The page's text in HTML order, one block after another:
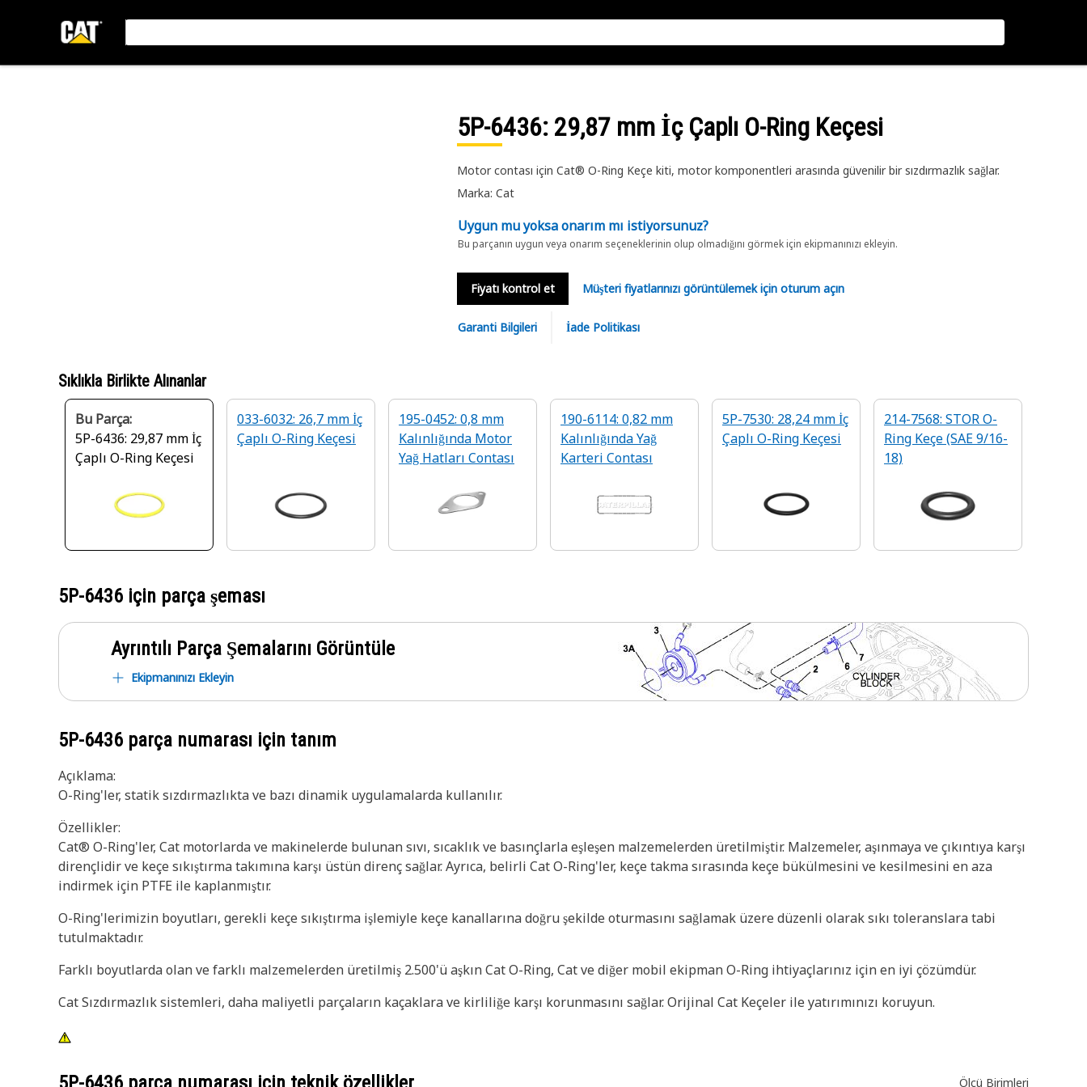
5P-6436: 29,87 mm İç Çaplı O-Ring Keçesi
Motor contası için Cat® O-Ring Keçe kiti, motor komponentleri arasında güvenilir bir sızdırmazlık sağlar.
Marka: Cat
Uygun mu yoksa onarım mı istiyorsunuz?
Bu parçanın uygun veya onarım seçeneklerinin olup olmadığını görmek için ekipmanınızı ekleyin.
Fiyatı kontrol et Müşteri fiyatlarınızı görüntülemek için oturum açın
Garanti Bilgileri İade Politikası
Sıklıkla Birlikte Alınanlar
Bu Parça:
5P-6436: 29,87 mm İç
Çaplı O-Ring Keçesi
033-6032: 26,7 mm İç
Çaplı O-Ring Keçesi
195-0452: 0,8 mm
Kalınlığında Motor
Yağ Hatları Contası
190-6114: 0,82 mm
Kalınlığında Yağ
Karteri Contası
5P-7530: 28,24 mm İç
Çaplı O-Ring Keçesi
214-7568: STOR O-
Ring Keçe (SAE 9/16-
18)
5P-6436 için parça şeması
Ayrıntılı Parça Şemalarını Görüntüle
Ekipmanınızı Ekleyin
5P-6436 parça numarası için tanım
Açıklama:
O-Ring'ler, statik sızdırmazlıkta ve bazı dinamik uygulamalarda kullanılır.
Özellikler:
Cat® O-Ring'ler, Cat motorlarda ve makinelerde bulunan sıvı, sıcaklık ve basınçlarla eşleşen malzemelerden üretilmiştir. Malzemeler, aşınmaya ve çıkıntıya karşı
dirençlidir ve keçe sıkıştırma takımına karşı üstün direnç sağlar. Ayrıca, belirli Cat O-Ring'ler, keçe takma sırasında keçe bükülmesini ve kesilmesini en aza
indirmek için PTFE ile kaplanmıştır.
O-Ring'lerimizin boyutları, gerekli keçe sıkıştırma işlemiyle keçe kanallarına doğru şekilde oturmasını sağlamak üzere düzenli olarak sıkı toleranslara tabi
tutulmaktadır.
Farklı boyutlarda olan ve farklı malzemelerden üretilmiş 2.500'ü aşkın Cat O-Ring, Cat ve diğer mobil ekipman O-Ring ihtiyaçlarınız için en iyi çözümdür.
Cat Sızdırmazlık sistemleri, daha maliyetli parçaların kaçaklara ve kirliliğe karşı korunmasını sağlar. Orijinal Cat Keçeler ile yatırımınızı koruyun.
Ölçü Birimleri